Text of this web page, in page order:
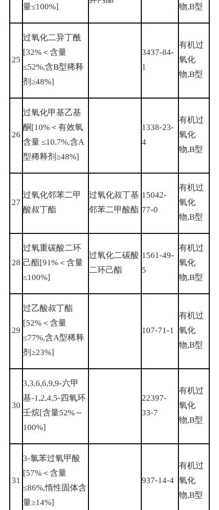
量≤100%]
物,B型
25
过氧化二异丁酰
[32%＜含量
≤52%,含B型稀释
剂≥48%]
3437-84-
1
有机过
氧化
物,B型
26
过氧化甲基乙基
酮[10%＜有效氧
含量 ≤10.7%,含A
型稀释剂≥48%]
1338-23-
4
有机过
氧化
物,B型
27
过氧化邻苯二甲
酸叔丁酯
过氧化叔丁基
邻苯二甲酸酯
15042-
77-0
有机过
氧化
物,B型
28
过氧重碳酸二环
己酯[91%＜含量
≤100%]
过氧化二碳酸
二环己酯
1561-49-
5
有机过
氧化
物,B型
29
过乙酸叔丁酯
[52%＜含量
≤77%,含A型稀释
剂≥23%]
107-71-1
有机过
氧化
物,B型
30
3,3,6,6,9,9-六甲
基-1,2,4,5-四氧环
壬烷[含量52%～
100%]
22397-
33-7
有机过
氧化
物,B型
31
3-氯苯过氧甲酸
[57%＜含量
≤86%,惰性固体含
量≥14%]
937-14-4
有机过
氧化
物,B型